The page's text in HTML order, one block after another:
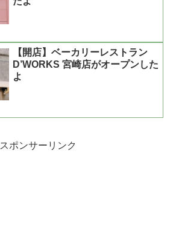
【開店】ベーカリーレストラン
D’WORKS 宮崎店がオープンした
よ
スポンサーリンク